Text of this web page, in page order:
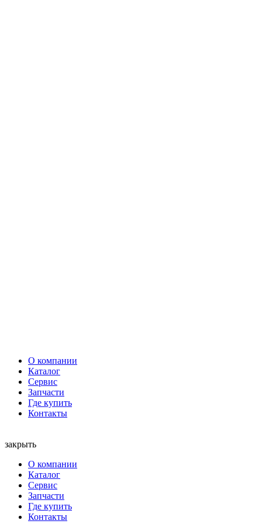
О компании
Каталог
Сервис
Запчасти
Где купить
Контакты
закрыть
О компании
Каталог
Сервис
Запчасти
Где купить
Контакты